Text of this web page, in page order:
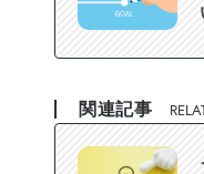
関連記事